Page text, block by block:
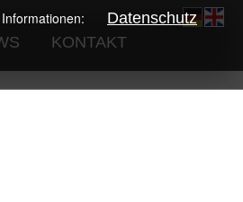
KONTAKT
Datenschutz